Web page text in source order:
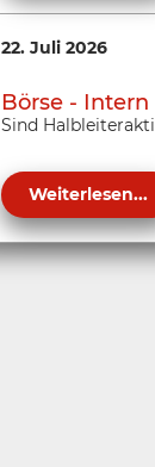
22. Juli 2026
Börse - Intern
Sind
Weiterlesen...